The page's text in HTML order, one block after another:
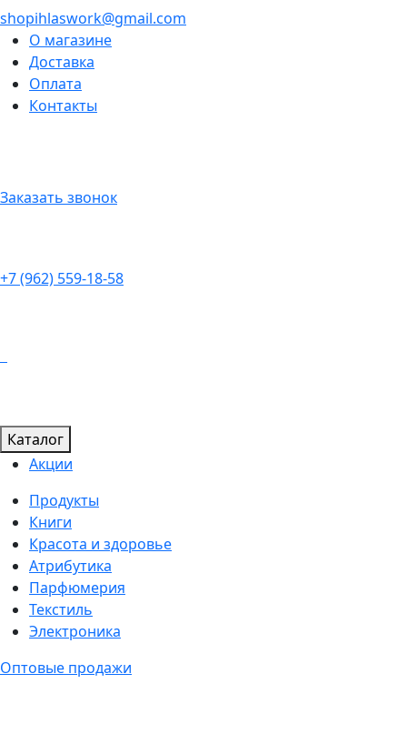
shopihlaswork@gmail.com
О магазине
Доставка
Оплата
Контакты
Заказать звонок
+7 (962) 559-18-58
Каталог
Акции
Продукты
Книги
Красота и здоровье
Атрибутика
Парфюмерия
Текстиль
Электроника
Оптовые продажи